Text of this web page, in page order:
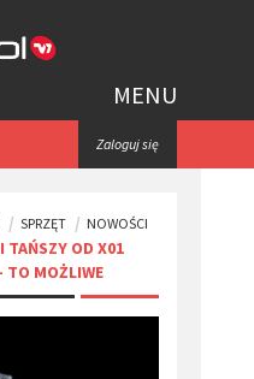
MENU
Zaloguj się
SPRZĘT NOWOŚCI
TAŃSZY OD X01
TO MOŻLIWE